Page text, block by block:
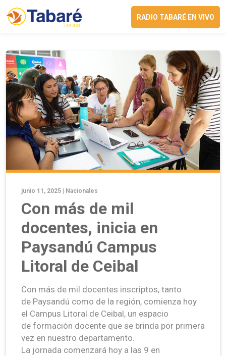
RADIO TABARÉ EN VIVO
junio 11, 2025 | Nacionales
Con más de mil
docentes, inicia en
Paysandú Campus
Litoral de Ceibal
Con más de mil docentes inscriptos, tanto
de Paysandú como de la región, comienza hoy
el Campus Litoral de Ceibal, un espacio
de formación docente que se brinda por primera
vez en nuestro departamento.
La jornada comenzará hoy a las 9 en